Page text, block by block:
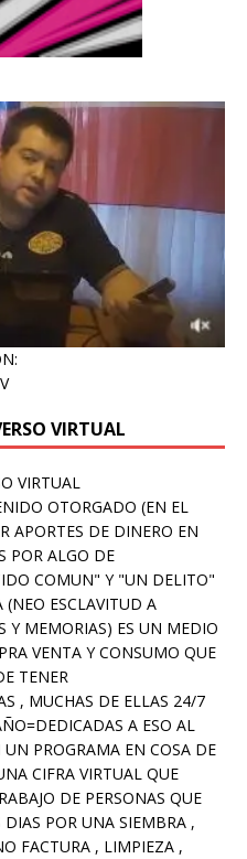
VIRTUAL
VIRTUAL
OTORGADO (EN EL
APORTES DE DINERO EN
POR ALGO DE
COMUN" Y "UN DELITO"
ESCLAVITUD A
Y MEMORIAS) ES UN MEDIO
VENTA Y CONSUMO QUE
TENER
, MUCHAS DE ELLAS 24/7
A ESO AL
PROGRAMA EN COSA DE
CIFRA VIRTUAL QUE
DE PERSONAS QUE
POR UNA SIEMBRA ,
FACTURA , LIMPIEZA ,